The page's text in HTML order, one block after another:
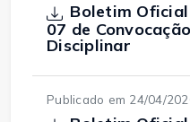
Boletim
07 de
Disciplinar
Publicado em 24/04/